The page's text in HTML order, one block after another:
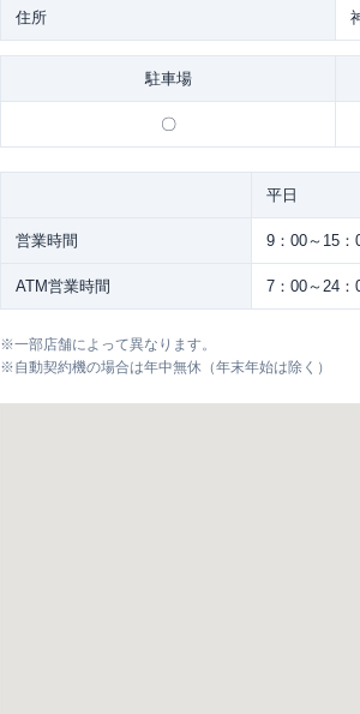
住所
駐車場
〇
平日
営業時間 9：00～15：
ATM営業時間 7：00～24：
※一部店舗によって異なります。
※自動契約機の場合は年中無休（年末年始は除く）